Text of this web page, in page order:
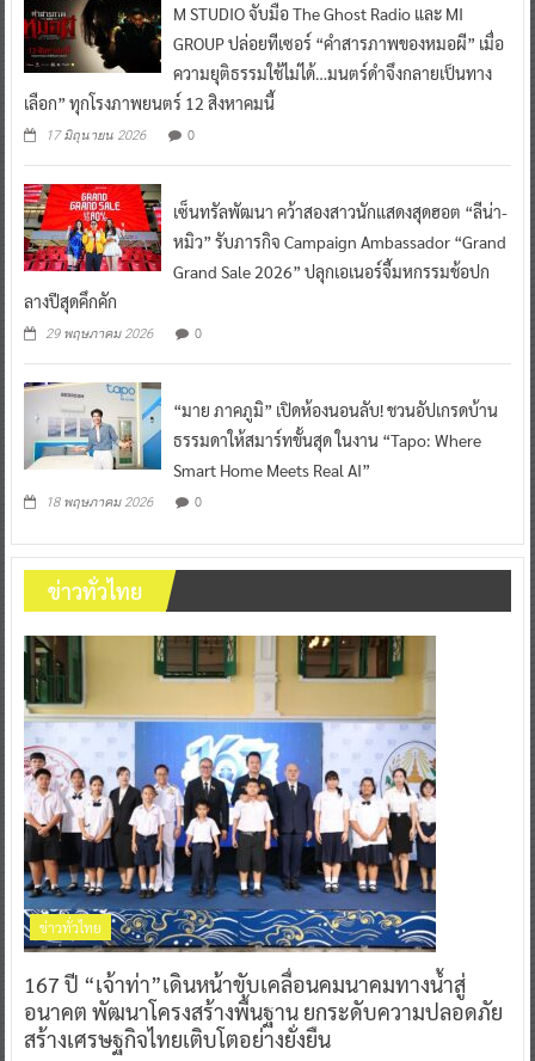
M STUDIO จับมือ The Ghost Radio และ MI
GROUP ปล่อยทีเซอร์ “คำสารภาพของหมอผี” เมื่อ
ความยุติธรรมใช้ไม่ได้…มนตร์ดำจึงกลายเป็นทาง
เลือก” ทุกโรงภาพยนตร์ 12 สิงหาคมนี้
17 มิถุนายน 2026 0
เซ็นทรัลพัฒนา คว้าสองสาวนักแสดงสุดฮอต “ลีน่า-
หมิว” รับภารกิจ Campaign Ambassador “Grand
Grand Sale 2026” ปลุกเอเนอร์จี้มหกรรมช้อปก
ลางปีสุดคึกคัก
29 พฤษภาคม 2026 0
“มาย ภาคภูมิ” เปิดห้องนอนลับ! ชวนอัปเกรดบ้าน
ธรรมดาให้สมาร์ทขั้นสุด ในงาน “Tapo: Where
Smart Home Meets Real AI”
18 พฤษภาคม 2026 0
ข่าวทั่วไทย
ข่าวทั่วไทย
167 ปี “เจ้าท่า”เดินหน้าขับเคลื่อนคมนาคมทางน้ำสู่
อนาคต พัฒนาโครงสร้างพื้นฐาน ยกระดับความปลอดภัย
สร้างเศรษฐกิจไทยเติบโตอย่างยั่งยืน